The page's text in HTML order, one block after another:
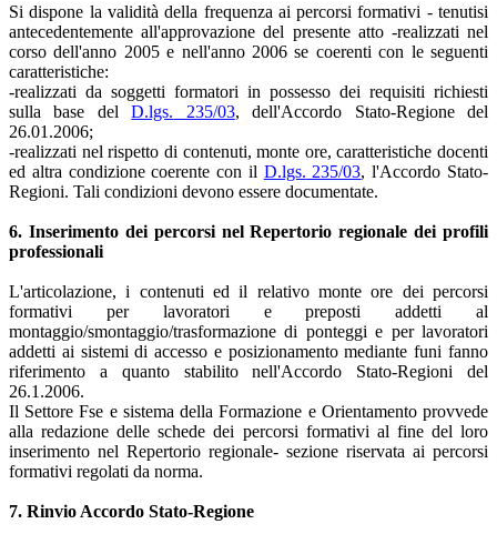
Si dispone la validità della frequenza ai percorsi formativi - tenutisi
antecedentemente all'approvazione del presente atto -realizzati nel
corso dell'anno 2005 e nell'anno 2006 se coerenti con le seguenti
caratteristiche:
-realizzati da soggetti formatori in possesso dei requisiti richiesti
sulla base delD.lgs. 235/03, dell'Accordo Stato-Regione del
26.01.2006;
-realizzati nel rispetto di contenuti, monte ore, caratteristiche docenti
ed altra condizione coerente con il D.lgs. 235/03, l'Accordo Stato-
Regioni. Tali condizioni devono essere documentate.
6. Inserimento dei percorsi nel Repertorio regionale dei profili
professionali
L'articolazione, i contenuti ed il relativo monte ore dei percorsi
formativi per lavoratori e preposti addetti al
montaggio/smontaggio/trasformazione di ponteggi e per lavoratori
addetti ai sistemi di accesso e posizionamento mediante funi fanno
riferimento a quanto stabilito nell'Accordo Stato-Regioni del
26.1.2006.
Il Settore Fse e sistema della Formazione e Orientamento provvede
alla redazione delle schede dei percorsi formativi al fine del loro
inserimento nel Repertorio regionale- sezione riservata ai percorsi
formativi regolati da norma.
7. Rinvio Accordo Stato-Regione